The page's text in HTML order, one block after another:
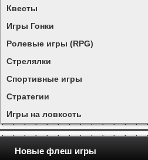
Квесты
Игры Гонки
Ролевые игры (RPG)
Стрелялки
Спортивные игры
Стратегии
Игры на ловкость
Новые флеш игры